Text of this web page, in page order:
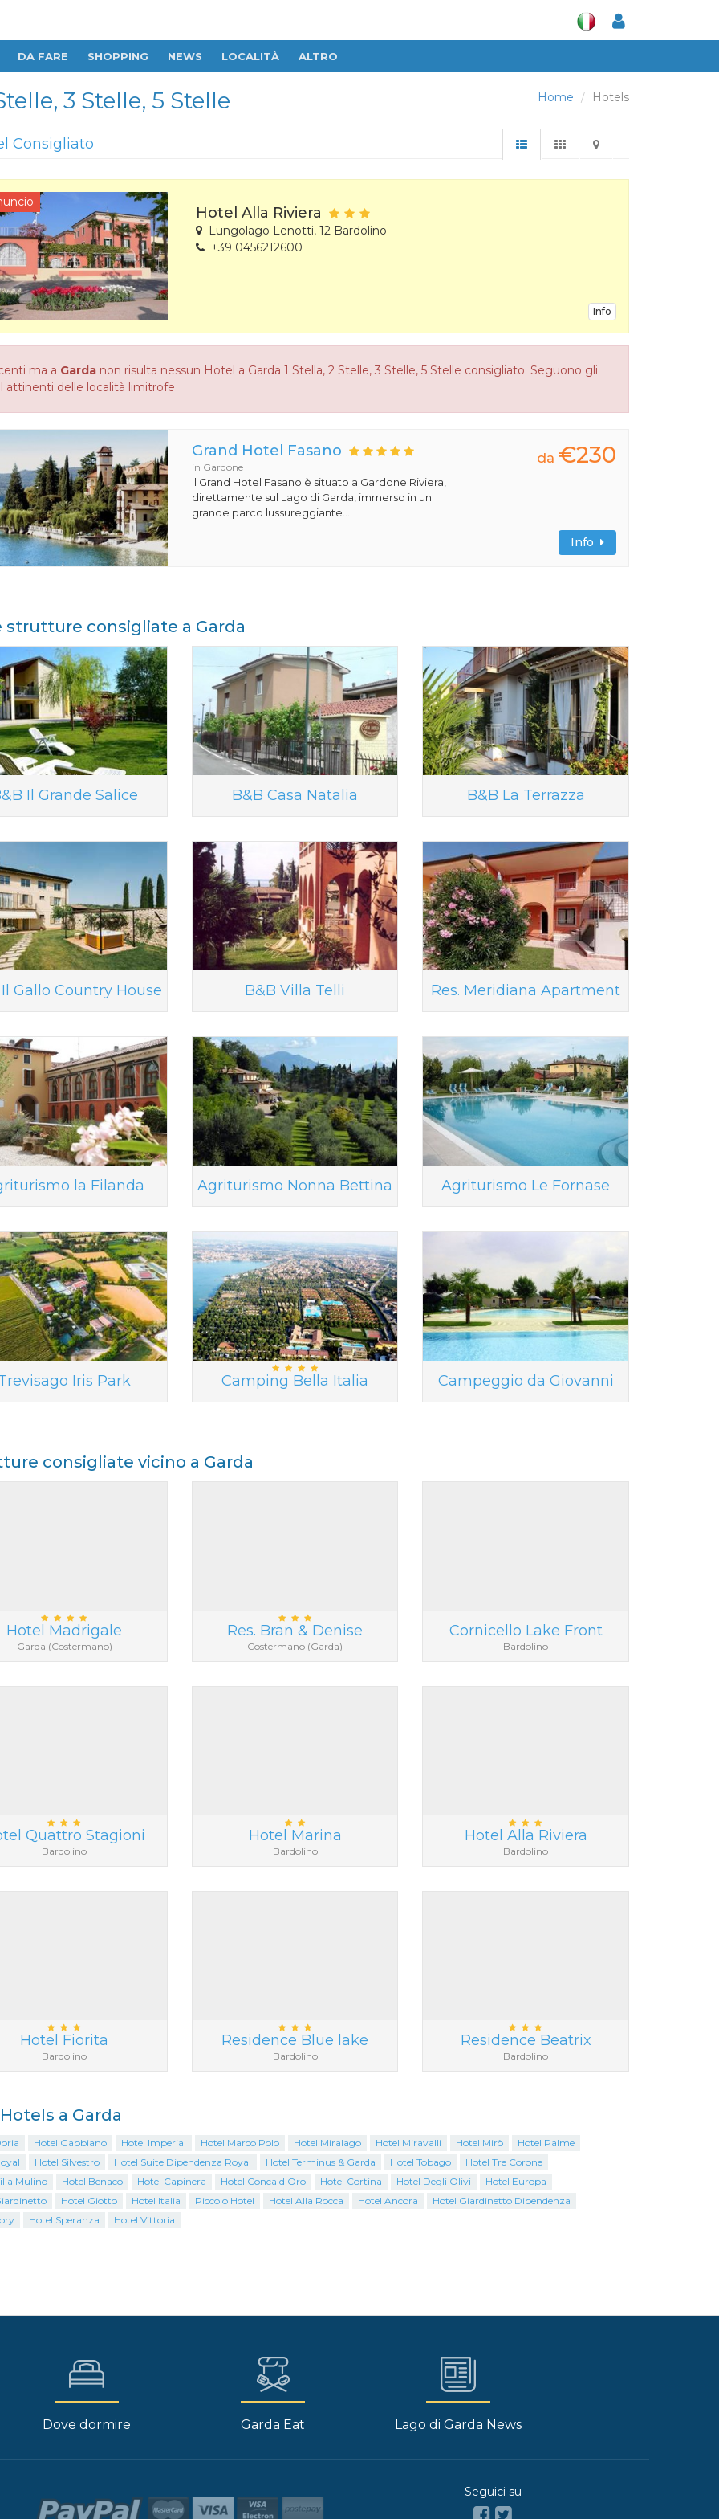
DA FARE SHOPPING NEWS LOCALITÀ ALTRO
Home Hotels
3 Stelle, 5 Stelle
Consigliato
Hotel Alla Riviera
Lungolago Lenotti, 12 Bardolino
+39 0456212600
Info
ma a Gardanon risulta nessun Hotel a Garda 1 Stella, 2 Stelle, 3 Stelle, 5 Stelle consigliato. Seguono gli
attinenti delle località limitrofe
Grand Hotel Fasano
in Gardone
Il Grand Hotel Fasano è situato a Gardone Riviera,
direttamente sul Lago di Garda, immerso in un
grande parco lussureggiante...
da €230
Info
strutture consigliate a Garda
Il Grande Salice B&B Casa Natalia B&B La Terrazza
Gallo Country House B&B Villa Telli Res. Meridiana Apartment
la Filanda Agriturismo Nonna Bettina Agriturismo Le Fornase
Iris Park Camping Bella Italia Campeggio da Giovanni
consigliate vicino a Garda
Hotel Madrigale
Garda (Costermano)
Res. Bran & Denise
Costermano (Garda)
Cornicello Lake Front
Bardolino
Quattro Stagioni
Bardolino
Hotel Marina
Bardolino
Hotel Alla Riviera
Bardolino
Hotel Fiorita
Bardolino
Residence Blue lake
Bardolino
Residence Beatrix
Bardolino
a Garda
Hotel Gabbiano Hotel Imperial Hotel Marco Polo Hotel Miralago Hotel Miravalli Hotel Mirò
Hotel Palme
Hotel Silvestro Hotel Suite Dipendenza Royal Hotel Terminus & Garda Hotel Tobago
Hotel Tre Corone
Mulino
Hotel Benaco Hotel Capinera Hotel Conca d'Oro Hotel Cortina Hotel Degli Olivi
Hotel Europa
Hotel Giotto Hotel Italia Piccolo Hotel Hotel Alla Rocca Hotel Ancora
Hotel Giardinetto Dipendenza
Hotel Speranza Hotel Vittoria
Dove dormire Garda Eat Lago di Garda News
Seguici su